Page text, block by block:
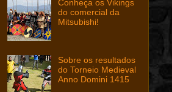
Conheça os Vikings
do comercial da
Mitsubishi!
Sobre os resultados
do Torneio Medieval
Anno Domini 1415